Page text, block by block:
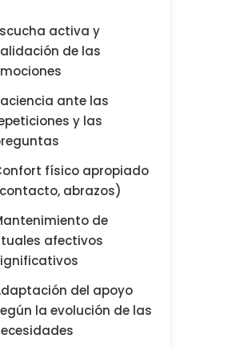
activa y
de las
ante las
y las
físico apropiado
abrazos)
de
afectivos
del apoyo
la evolución de las